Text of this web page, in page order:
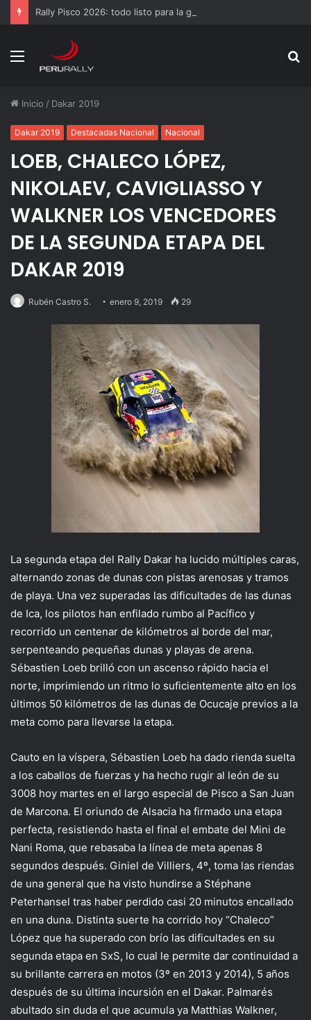
Rally Pisco 2026: todo listo para la gran final del RallyACP
Menú
Inicio / Dakar 2019
Dakar 2019 Destacadas Nacional Nacional
LOEB, CHALECO LÓPEZ,
NIKOLAEV, CAVIGLIASSO Y
WALKNER LOS VENCEDORES
DE LA SEGUNDA ETAPA DEL
DAKAR 2019
Rubén Castro S. enero 9, 2019 29
La segunda etapa del Rally Dakar ha lucido múltiples caras,
alternando zonas de dunas con pistas arenosas y tramos
de playa. Una vez superadas las dificultades de las dunas
de Ica, los pilotos han enfilado rumbo al Pacífico y
recorrido un centenar de kilómetros al borde del mar,
serpenteando pequeñas dunas y playas de arena.
Sébastien Loeb brilló con un ascenso rápido hacia el
norte, imprimiendo un ritmo lo suficientemente alto en los
últimos 50 kilómetros de las dunas de Ocucaje previos a la
meta como para llevarse la etapa.
Cauto en la víspera, Sébastien Loeb ha dado rienda suelta
a los caballos de fuerzas y ha hecho rugir al león de su
3008 hoy martes en el largo especial de Pisco a San Juan
de Marcona. El oriundo de Alsacia ha firmado una etapa
perfecta, resistiendo hasta el final el embate del Mini de
Nani Roma, que rebasaba la línea de meta apenas 8
segundos después. Giniel de Villiers, 4º, toma las riendas
de una general que ha visto hundirse a Stéphane
Peterhansel tras haber perdido casi 20 minutos encallado
en una duna. Distinta suerte ha corrido hoy “Chaleco”
López que ha superado con brío las dificultades en su
segunda etapa en SxS, lo cual le permite dar continuidad a
su brillante carrera en motos (3º en 2013 y 2014), 5 años
después de su última incursión en el Dakar. Palmarés
abultado sin duda el que acumula ya Matthias Walkner,